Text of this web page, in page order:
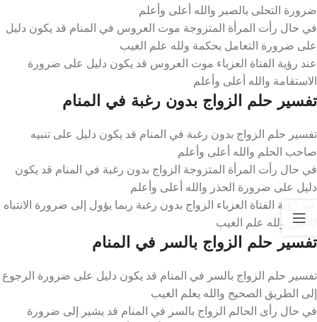
ضرورة التحلى بالصبر والله أعلى وأعلم
في حال رأت المرأة المتزوجة موت العروس في المنام قد يكون دليل
على ضرورة التعامل بحكمة ولله علم الغيب
عند رؤية الفتاة العزباء موت العروس قد يكون دليل على ضرورة
الاستقامة والله أعلى وأعلم
تفسير حلم الزواج بدون رغبة في المنام
تفسير حلم الزواج بدون رغبة في المنام قد يكون دليل على تنبيه
صاحب الحلم والله أعلى وأعلم
في حال رأت المرأة المتزوجة الزواج بدون رغبة في المنام قد يكون
دليل على ضرورة الحذر والله أعلى وأعلم
عند رؤية الفتاة العزباء الزواج بدون رغبة ربما يؤول إلى ضرورة الانتباه
للأمور ولله علم الغيب
تفسير حلم الزواج بالسر في المنام
تفسير حلم الزواج بالسر في المنام قد يكون دليل على ضرورة الرجوع
إلى الطريق الصحيح والله يعلم الغيب
في حال رأى الحالم الزواج بالسر في المنام قد يشير إلى ضرورة